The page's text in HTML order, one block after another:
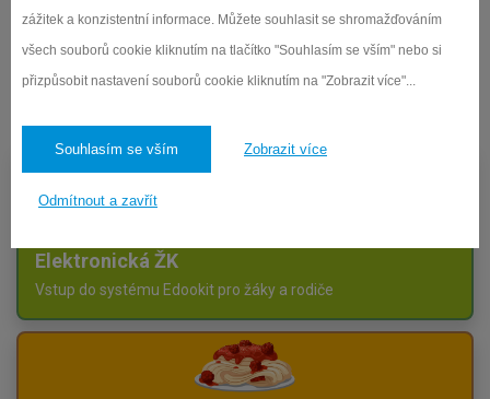
zážitek a konzistentní informace. Můžete souhlasit se shromažďováním
všech souborů cookie kliknutím na tlačítko "Souhlasím se vším" nebo si
přizpůsobit nastavení souborů cookie kliknutím na "Zobrazit více"...
Souhlasím se vším Zobrazit více
Odmítnout a zavřít
Elektronická ŽK
Vstup do systému Edookit pro žáky a rodiče